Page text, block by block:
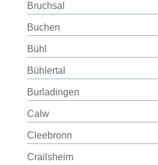
Bruchsal
Buchen
Bühl
Bühlertal
Burladingen
Calw
Cleebronn
Crailsheim